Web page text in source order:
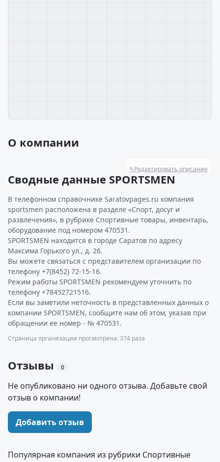
О компании
✎Редактировать описание
Сводные данные SPORTSMEN
В телефонном справочнике Saratovpages.ru компания
sportsmen расположена в разделе «Спорт, досуг и
развлечения», в рубрике Спортивные товары, инвентарь,
оборудование под номером 470531.
SPORTSMEN находится в городе Саратов по адресу
Максима Горького ул., д. 26.
Вы можете связаться с представителем организации по
телефону +7(8452) 72-15-16.
Режим работы SPORTSMEN рекомендуем уточнить по
телефону +78452721516.
Если вы заметили неточность в представленных данных о
компании SPORTSMEN, сообщите нам об этом, указав при
обращении ее номер - № 470531.
Страница организации просмотрена: 374 раза
Отзывы 0
Не опубликовано ни одного отзыва. Добавьте свой
отзыв о компании!
Добавить отзыв
Популярная компания из рубрики Спортивные